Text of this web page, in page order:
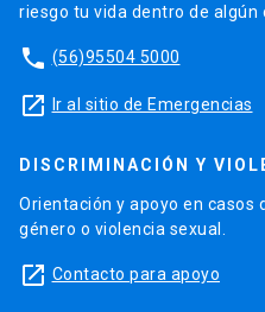
riesgo tu vida dentro de algún
phone (56)95504 5000
launch Ir al sitio de Emergencias
DISCRIMINACIÓN Y
Orientación y apoyo en casos
género o violencia sexual.
launch Contacto para apoyo